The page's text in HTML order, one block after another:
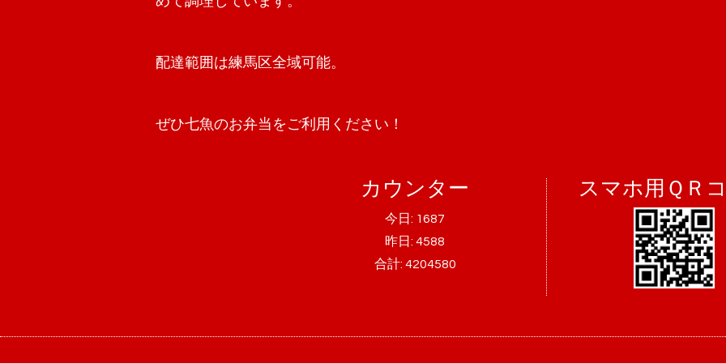
配達範囲は練馬区全域可能。
ぜひ七魚のお弁当をご利用ください！
カウンター
今日: 1687
昨日:4588
合計: 4204580
スマホ用ＱＲ